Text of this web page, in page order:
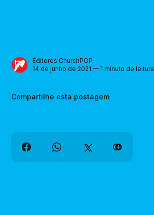
Editores ChurchPOP
14 de junho de 2021 — 1 minuto de leitura
Compartilhe esta postagem